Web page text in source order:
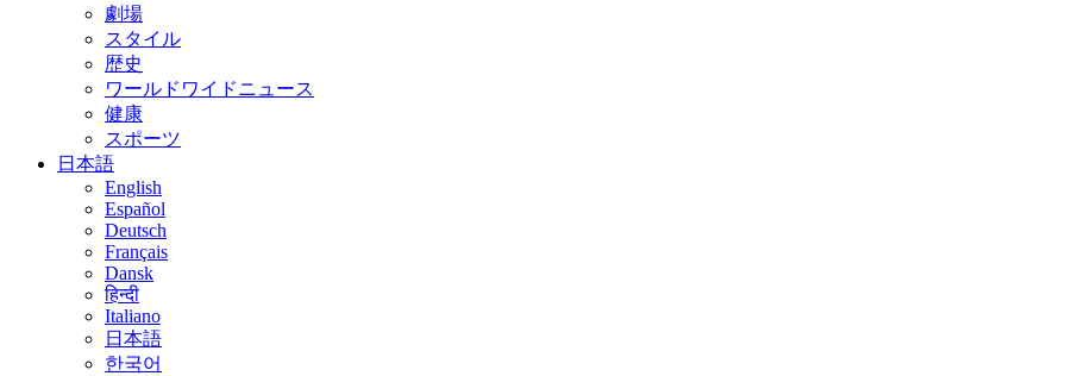
劇場
スタイル
歴史
ワールドワイドニュース
健康
スポーツ
日本語
English
Español
Deutsch
Français
Dansk
हिन्दी
Italiano
日本語
한국어